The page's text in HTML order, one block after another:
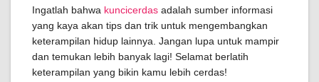
Ingatlah bahwa kuncicerdas adalah sumber informasi
yang kaya akan tips dan trik untuk mengembangkan
keterampilan hidup lainnya. Jangan lupa untuk mampir
dan temukan lebih banyak lagi! Selamat berlatih
keterampilan yang bikin kamu lebih cerdas!